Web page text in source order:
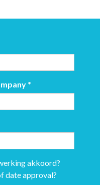
*
akkoord?
of date approval?